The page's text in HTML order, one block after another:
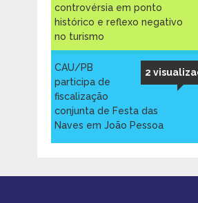
controvérsia em ponto
histórico e reflexo negativo
no turismo
2
CAU/PB
participa de
fiscalização
conjunta de Festa das
Naves em João Pessoa